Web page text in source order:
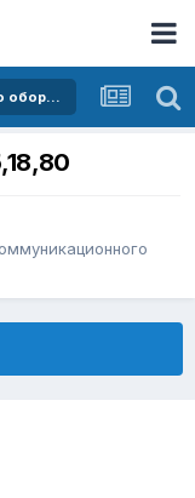
Покупка и продажа телекоммуникационного оборудования